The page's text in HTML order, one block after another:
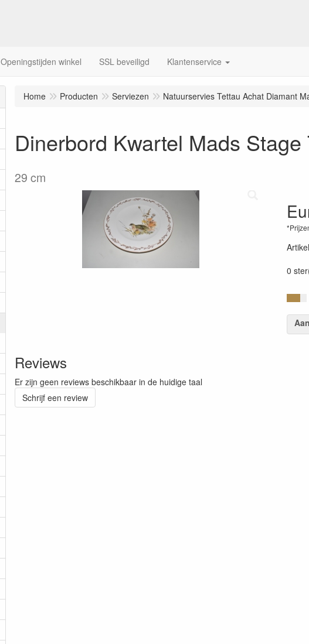
Openingstijden winkel SSL beveiligd Klantenservice
Home Producten Serviezen Natuurservies Tettau Achat Diamant
Dinerbord Kwartel Mads Stage
29 cm
0
Reviews
Er zijn geen reviews beschikbaar in de huidige taal
Schrijf een review